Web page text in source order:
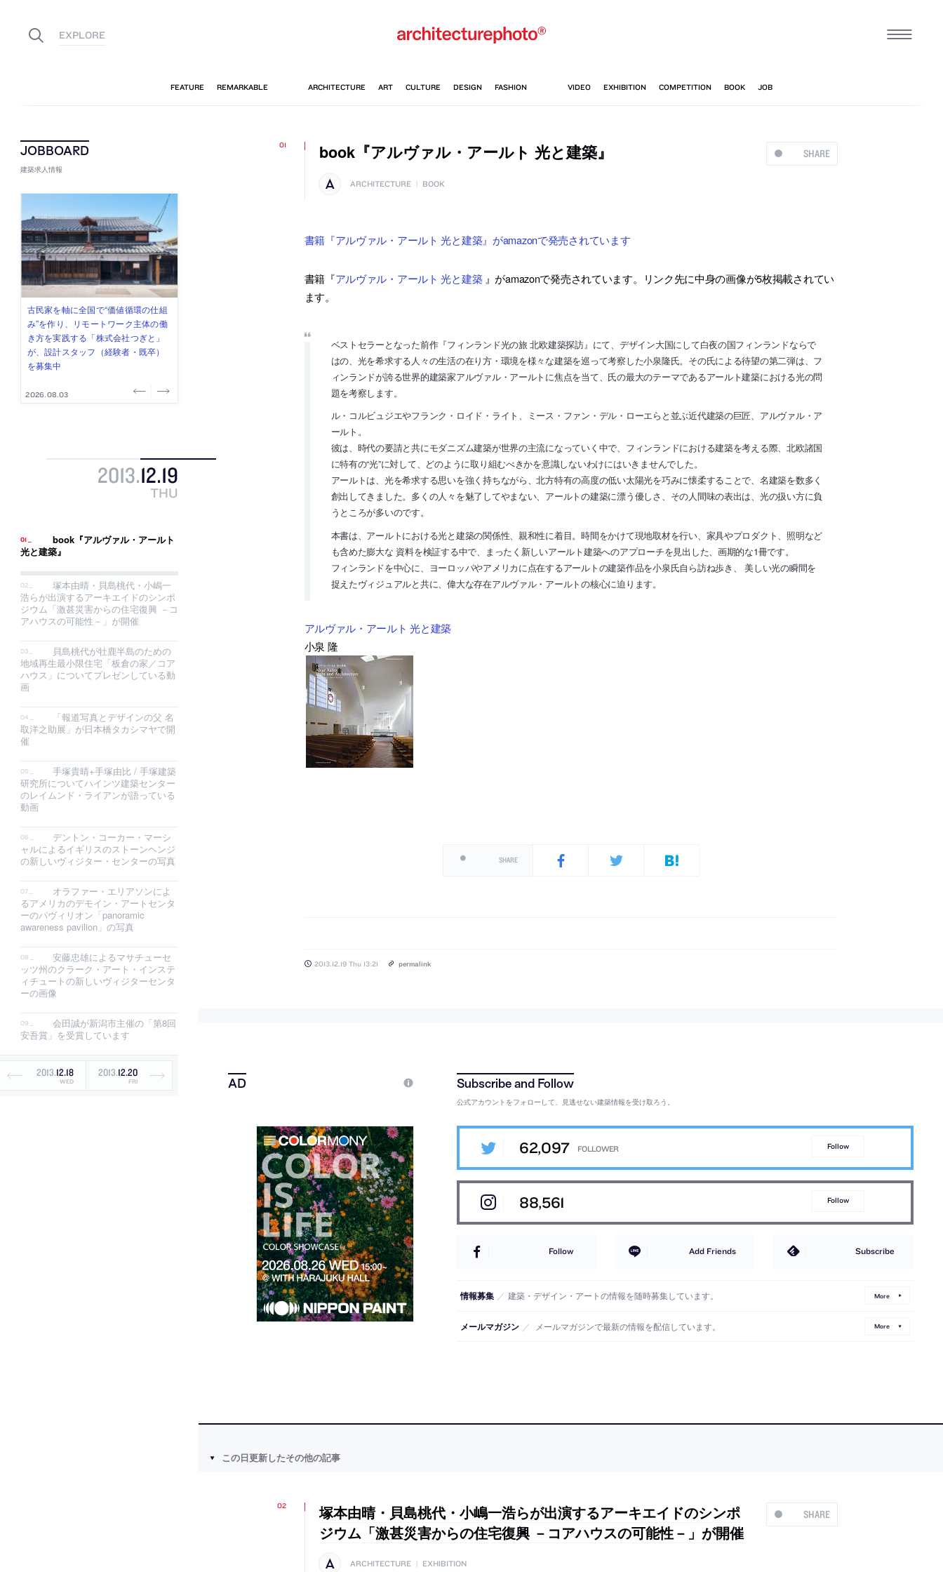
建築求人情報
古民家を軸に全国で“価値循環の仕組
み”を作り、リモートワーク主体の働
き方を実践する「株式会社つぎと」
が、設計スタッフ（経験者・既卒）
を募集中
2026.08.03
リノベる株式会社が、設計パートナ
ー (業務委託) を募集中
2026.08.03
社会への影響力のある建築を手掛
け、スタッフ同士で助け合う環境づ
くりも行う「E.A.S.T.architects」
が、設計スタッフ（経験者・既卒・
2027年新卒）を募集中
2026.07.31
代官山を拠点に活動する「梅澤竜也 /
ALA INC.」が、設計スタッフ・アル
バイト・事務職を募集中
2026.07.30
住宅や共同住宅などを手掛け、“合理
的でシンプルなデザイン”を志向する
「PANDA：山本浩三建築設計事務
所」が、設計スタッフ（経験者・既
卒・2027年新卒）を募集中
2026.07.29
2013.12.19
THU
book『アルヴァル・アールト
光と建築』
塚本由晴・貝島桃代・小嶋一
浩らが出演するアーキエイドのシンポ
ジウム「激甚災害からの住宅復興 －コ
アハウスの可能性－」が開催
貝島桃代が牡鹿半島のための
地域再生最小限住宅「板倉の家／コア
ハウス」についてプレゼンしている動
画
「報道写真とデザインの父 名
取洋之助展」が日本橋タカシマヤで開
催
手塚貴晴+手塚由比 / 手塚建築
研究所についてハインツ建築センター
のレイムンド・ライアンが語っている
動画
デントン・コーカー・マーシ
ャルによるイギリスのストーンヘンジ
の新しいヴィジター・センターの写真
オラファー・エリアソンによ
るアメリカのデモイン・アートセンタ
ーのパヴィリオン「panoramic
awareness pavilion」の写真
安藤忠雄によるマサチューセ
ッツ州のクラーク・アート・インステ
ィチュートの新しいヴィジターセンタ
ーの画像
会田誠が新潟市主催の「第8回
安吾賞」を受賞しています
2013.12.18
WED
2013.12.20
FRI
SHARE
book『アルヴァル・アールト 光と建築』
ARCHITECTURE BOOK
書籍『アルヴァル・アールト 光と建築』がamazonで発売されています
書籍『アルヴァル・アールト 光と建築 』がamazonで発売されています。リンク先に中身の画像が5枚掲載されてい
ます。
ベストセラーとなった前作『フィンランド光の旅 北欧建築探訪』にて、デザイン大国にして白夜の国フィンランドならで
はの、光を希求する人々の生活の在り方・環境を様々な建築を巡って考察した小泉隆氏。その氏による待望の第二弾は、フ
ィンランドが誇る世界的建築家アルヴァル・アールトに焦点を当て、氏の最大のテーマであるアールト建築における光の問
題を考察します。
ル・コルビュジエやフランク・ロイド・ライト、ミース・ファン・デル・ローエらと並ぶ近代建築の巨匠、アルヴァル・ア
ールト。
彼は、時代の要請と共にモダニズム建築が世界の主流になっていく中で、フィンランドにおける建築を考える際、北欧諸国
に特有の“光”に対して、どのように取り組むべきかを意識しないわけにはいきませんでした。
アールトは、光を希求する思いを強く持ちながら、北方特有の高度の低い太陽光を巧みに懐柔することで、名建築を数多く
創出してきました。多くの人々を魅了してやまない、アールトの建築に漂う優しさ、その人間味の表出は、光の扱い方に負
うところが多いのです。
本書は、アールトにおける光と建築の関係性、親和性に着目。時間をかけて現地取材を行い、家具やプロダクト、照明など
も含めた膨大な 資料を検証する中で、まったく新しいアールト建築へのアプローチを見出した、画期的な1冊です。
フィンランドを中心に、ヨーロッパやアメリカに点在するアールトの建築作品を小泉氏自ら訪ね歩き、 美しい光の瞬間を
捉えたヴィジュアルと共に、偉大な存在アルヴァル・アールトの核心に迫ります。
アルヴァル・アールト 光と建築
小泉 隆
SHARE
2013.12.19 Thu 13:21 permalink
公式アカウントをフォローして、見逃せない建築情報を受け取ろう。
62,097 Follow
88,561 Follow
Follow Add Friends Subscribe
情報募集 ／ 建築・デザイン・アートの情報を随時募集しています。 More
メールマガジン ／ メールマガジンで最新の情報を配信しています。 More
この日更新したその他の記事
SHARE
塚本由晴・貝島桃代・小嶋一浩らが出演するアーキエイドのシンポ
ジウム「激甚災害からの住宅復興 －コアハウスの可能性－」が開催
ARCHITECTURE EXHIBITION